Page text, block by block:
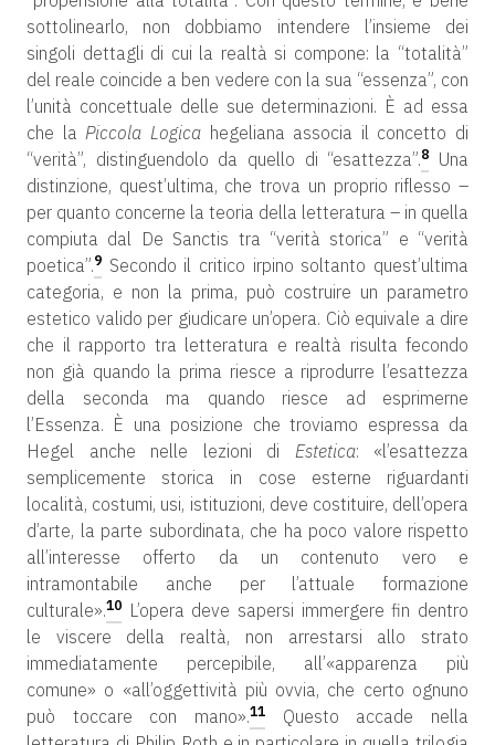
sottolinearlo, non dobbiamo intendere l’insieme dei
singoli dettagli di cui la realtà si compone: la “totalità”
del reale coincide a ben vedere con la sua “essenza”, con
l’unità concettuale delle sue determinazioni. È ad essa
che laPiccola Logicahegeliana associa il concetto di
“verità”, distinguendolo da quello di “esattezza”.8
Una
distinzione, quest’ultima, che trova un proprio riflesso –
per quanto concerne la teoria della letteratura – in quella
compiuta dal De Sanctis tra “verità storica” e “verità
poetica”.9 Secondo il critico irpino soltanto quest’ultima
categoria, e non la prima, può costruire un parametro
estetico valido per giudicare un’opera. Ciò equivale a dire
che il rapporto tra letteratura e realtà risulta fecondo
non già quando la prima riesce a riprodurre l’esattezza
della seconda ma quando riesce ad esprimerne
l’Essenza. È una posizione che troviamo espressa da
Hegel anche nelle lezioni di Estetica: «l’esattezza
semplicemente storica in cose esterne riguardanti
località, costumi, usi, istituzioni, deve costituire, dell’opera
d’arte, la parte subordinata, che ha poco valore rispetto
all’interesse offerto da un contenuto vero e
intramontabile anche per l’attuale formazione
culturale».10 L’opera deve sapersi immergere fin dentro
le viscere della realtà, non arrestarsi allo strato
immediatamente percepibile, all’«apparenza più
comune» o «all’oggettività più ovvia, che certo ognuno
può toccare con mano».11
Questo accade nella